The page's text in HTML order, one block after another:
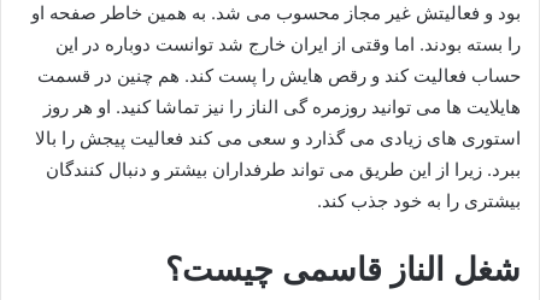
بود و فعالیتش غیر مجاز محسوب می شد. به همین خاطر صفحه او
را بسته بودند. اما وقتی از ایران خارج شد توانست دوباره در این
حساب فعالیت کند و رقص هایش را پست کند. هم چنین در قسمت
هایلایت ها می توانید روزمره گی الناز را نیز تماشا کنید. او هر روز
استوری های زیادی می‌ گذارد و سعی می کند فعالیت پیجش را بالا
ببرد. زیرا از این طریق می تواند طرفداران بیشتر و دنبال کنندگان
بیشتری را به خود جذب کند.
شغل الناز قاسمی چیست؟